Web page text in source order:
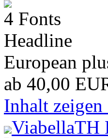
4 Fonts
Headline
European
ab 40,00
Inhalt zeigen
ViabellaTH